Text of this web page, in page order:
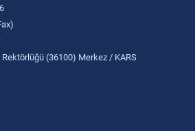
(36100) Merkez / KARS